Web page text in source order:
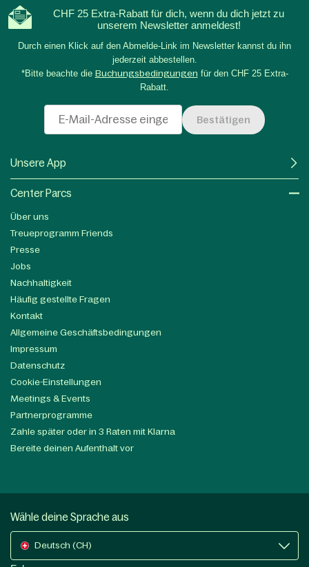
CHF 25 Extra-Rabatt für dich, wenn du dich jetzt zu
unserem Newsletter anmeldest!
Durch einen Klick auf den Abmelde-Link im Newsletter kannst du ihn
jederzeit abbestellen.
*Bitte beachte die Buchungsbedingungen für den CHF 25 Extra-
Rabatt.
Bestätigen
Unsere App
Center Parcs
Über uns
Treueprogramm Friends
Presse
Jobs
Nachhaltigkeit
Häufig gestellte Fragen
Kontakt
Allgemeine Geschäftsbedingungen
Impressum
Datenschutz
Cookie-Einstellungen
Meetings & Events
Partnerprogramme
Zahle später oder in 3 Raten mit Klarna
Bereite deinen Aufenthalt vor
Wähle deine Sprache aus
Deutsch (CH)